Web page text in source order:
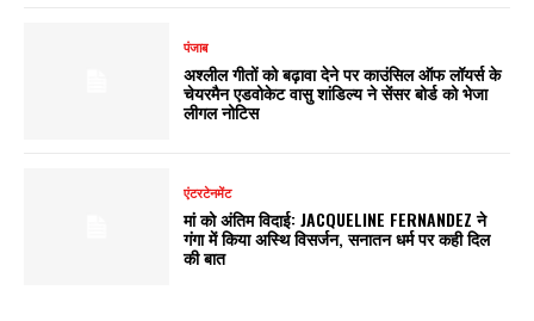
पंजाब
अश्लील गीतों को बढ़ावा देने पर काउंसिल ऑफ लॉयर्स के
चेयरमैन एडवोकेट वासु शांडिल्य ने सेंसर बोर्ड को भेजा
लीगल नोटिस
एंटरटेनमेंट
मां को अंतिम विदाई: JACQUELINE FERNANDEZ ने
गंगा में किया अस्थि विसर्जन, सनातन धर्म पर कही दिल
की बात